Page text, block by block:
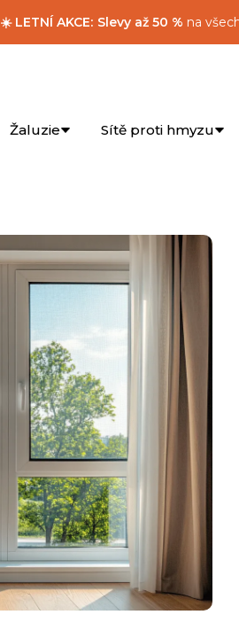
☀️ LETNÍ AKCE: Slevy až 50 % na
Žaluzie Sítě proti hmyzu